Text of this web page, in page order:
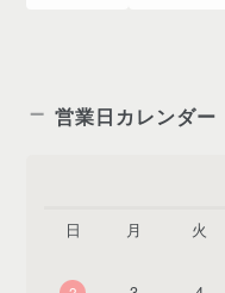
営業日カレンダー
日 月 火